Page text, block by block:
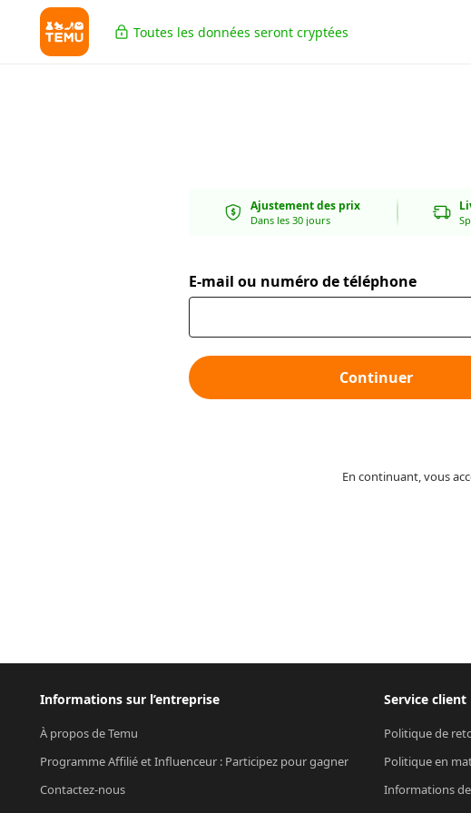
Toutes les données seront cryptées
Ajustement des prix
Dans les 30 jours
E-mail ou numéro de téléphone
Continuer
En continuant, vous
Informations sur l’entreprise
À propos de Temu
Programme Affilié et Influenceur : Participez pour gagner
Contactez-nous
Service client
Politique de
Politique en
Informations